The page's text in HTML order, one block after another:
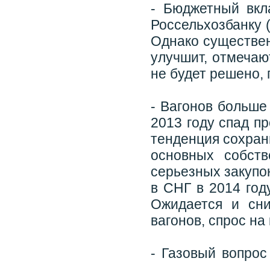
- Бюджетный
Однако
улучшит,
не будет решено,
- Вагонов
2013 году спад
тенденция
основных
серьезных
в СНГ в 2014
Ожидается и
вагонов, спрос
- Газовый